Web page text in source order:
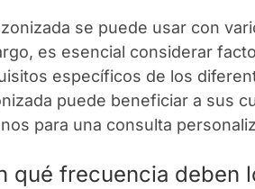
se puede usar con
es esencial considerar
específicos de los
puede beneficiar a sus
para una consulta
qué frecuencia deben